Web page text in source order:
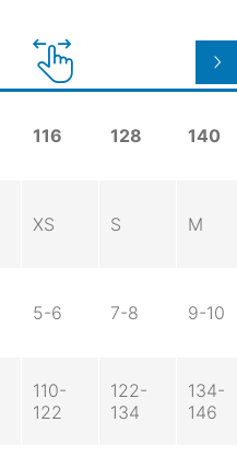
116 128 140
XS S M
5-6 7-8 9-10
110-
122
122-
134
134-
146